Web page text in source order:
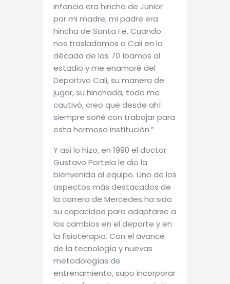
infancia era hincha de Junior
por mi madre, mi padre era
hincha de Santa Fe. Cuando
nos trasladamos a Cali en la
década de los 70 íbamos al
estadio y me enamoré del
Deportivo Cali, su manera de
jugar, su hinchada, todo me
cautivó, creo que desde ahí
siempre soñé con trabajar para
esta hermosa institución.”
Y así lo hizo, en 1990 el doctor
Gustavo Portela le dio la
bienvenida al equipo. Uno de los
aspectos más destacados de
la carrera de Mercedes ha sido
su capacidad para adaptarse a
los cambios en el deporte y en
la fisioterapia. Con el avance
de la tecnología y nuevas
metodologías de
entrenamiento, supo incorporar